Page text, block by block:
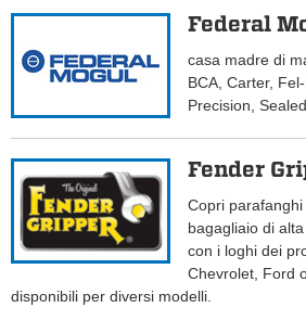
Federal
casa madre di
BCA, Carter,
Precision,
Fender
Copri
bagagliaio di
con i loghi dei
Chevrolet, Ford
disponibili per diversi modelli.